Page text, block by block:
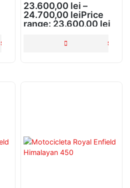
SELECTEAZĂ OPȚIUNILE
23.600,00 lei –
24.700,00 leiPrice
range: 23.600,00 lei